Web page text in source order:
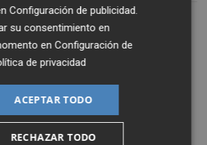
Configuración de publicidad.
su consentimiento en
enConfiguración de
de privacidad
ACEPTAR TODO
RECHAZAR TODO